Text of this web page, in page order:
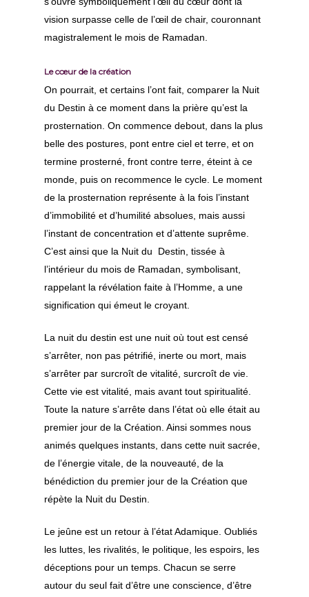
vision surpasse celle de l’œil de chair, couronnant
magistralement le mois de Ramadan.
Le cœur de la création
On pourrait, et certains l’ont fait, comparer la Nuit
du Destin à ce moment dans la prière qu’est la
prosternation. On commence debout, dans la plus
belle des postures, pont entre ciel et terre, et on
termine prosterné, front contre terre, éteint à ce
monde, puis on recommence le cycle. Le moment
de la prosternation représente à la fois l’instant
d’immobilité et d’humilité absolues, mais aussi
l’instant de concentration et d’attente suprême.
C’est ainsi que la Nuit du Destin, tissée à
l’intérieur du mois de Ramadan, symbolisant,
rappelant la révélation faite à l’Homme, a une
signification qui émeut le croyant.
La nuit du destin est une nuit où tout est censé
s’arrêter, non pas pétrifié, inerte ou mort, mais
s’arrêter par surcroît de vitalité, surcroît de vie.
Cette vie est vitalité, mais avant tout spiritualité.
Toute la nature s’arrête dans l’état où elle était au
premier jour de la Création. Ainsi sommes nous
animés quelques instants, dans cette nuit sacrée,
de l’énergie vitale, de la nouveauté, de la
bénédiction du premier jour de la Création que
répète la Nuit du Destin.
Le jeûne est un retour à l’état Adamique. Oubliés
les luttes, les rivalités, le politique, les espoirs, les
déceptions pour un temps. Chacun se serre
autour du seul fait d’être une conscience, d’être
Les principes du
L’expérience
Compte-rendus
Un point de vue soufi
Islam et soufisme
Le cheminement
Guides spirituels
soufisme
Initiation et
Arts et poèmes
Arts & culture
Calligraphie
Samaa – chant
Sama – Chant
Beauté de
Yâ jamâla l wujûd
Qasaid – Ô toi
Qasida – Je me
près de la
Layla – Danawtu
hayyi Laylâ – de
Al ‘Alawi
Qasida – Ô
Demeure – Yâ
Orient et occident
Sagesses
Compte rendus de
La Voie Qadiriya
Présentation
Sidi Hamza
Sheykh sidi Hamza
Sheykh sidi Jamal
Sidi Mounir
Sidi Mounir
Chaine initiatique
Testament spirituel
Abbas
Calendrier &
Rencontres
Alès
Avignon
Nice
Lyon
Marseille
Montpellier
Paris
Partenariats
Rencontres
le soufisme
Festival des
Contact